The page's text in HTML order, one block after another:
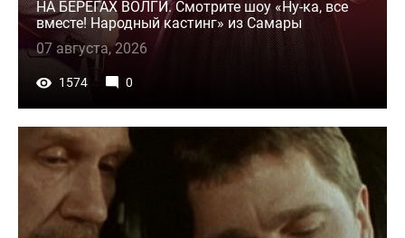
НА БЕРЕГАХ ВОЛГИ. Смотрите шоу «Ну-ка, все
вместе! Народный кастинг» из Самары
07 августа, 2026
1574 0